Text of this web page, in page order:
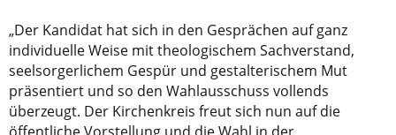
„Der Kandidat hat sich in den Gesprächen auf ganz
individuelle Weise mit theologischem Sachverstand,
seelsorgerlichem Gespür und gestalterischem Mut
präsentiert und so den Wahlausschuss vollends
überzeugt. Der Kirchenkreis freut sich nun auf die